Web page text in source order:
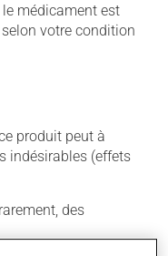
médicament est
votre condition
produit peut à
indésirables (effets
des